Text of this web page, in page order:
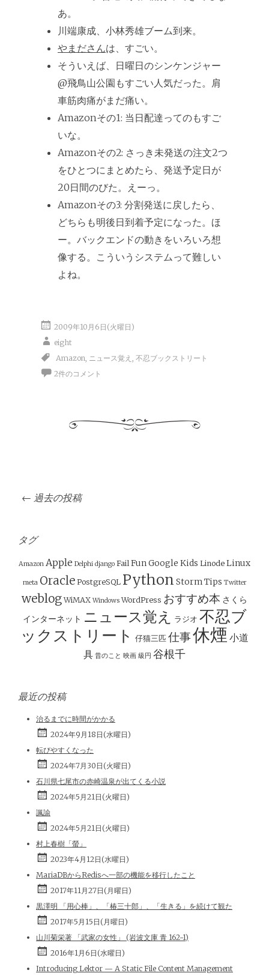
あ。
川端康成、小林秀雄ブーム到来。
やまださんは、すごい。
そういえば、日曜日のシンケンジャー
@飛鳥山公園もすごい人気だった。肩
車筋肉痛がまだ痛い。
Amazonその1: 当日配達ってのもすご
いな。
Amazonその2: さっき未発送の注文2つ
をひとつにまとめたら、発送予定日が
20日間のびた。えーっ。
Amazonその3: 分割発送に戻したら、
どちらも明後日到着予定になった。ほ
ー。バックエンドの動きをいろいろ想
像する。こういうシステムって難しい
よね。
2009年10月6日(火曜日)
eight
Amazon, ニュース覚え , 不忍ブックストリート
2件のコメント
投
稿
ナ
ビ
ゲ
ー
シ
ョ
ン
← 過去の投稿
タグ
Amazon Apple Delphi django Fail FunGoogle Kids Linode Linux
meta Oracle PostgreSQL Python StormTips Twitter
weblog WiMAX Windows WordPress おすすめ本 さくら
インターネット ニュース覚え ラジオ 不忍ブ
ックストリート
仔猫三匹 仕事休煙 小道
具 昔のこと 映画 級円 谷根千
最近の投稿
治るまでに時間がかかる
2024年9月18日(水曜日)
転びやすくなった
2024年7月30日(火曜日)
石川県七尾市の赤崎温泉が出てくる小説
2024年5月21日(火曜日)
諷諭
2024年5月21日(火曜日)
村上春樹「螢」
2023年4月12日(水曜日)
MariaDBからRedisへ一部の機能を移行したこと
2017年11月27日(月曜日)
黒澤明 「用心棒」、「椿三十郎」、「生きる」を続けて観た
2017年5月15日(月曜日)
山川菊栄著 「武家の女性」 (岩波文庫 青 162-1)
2016年1月6日(水曜日)
Introducing Lektor — A Static File Content Management